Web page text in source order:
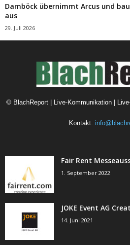
Damböck übernimmt Arcus und
aus
29. Juli 2026
© BlachReport | Live-Kommunikation |
Kontakt:
Fair Rent
1. September 2022
JOKE Event AG
14. Juni 2021